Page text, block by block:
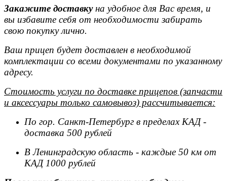
Закажите доставкуна удобное для Вас время, и
вы избавите себя от необходимости забирать
свою покупку лично.
Ваш прицеп будет доставлен в необходимой
комплектации со всеми документами по указанному
адресу.
Стоимость услуги по доставке прицепов (запчасти
и аксессуары только самовывоз) рассчитывается:
По гор. Санкт-Петербург в пределах КАД -
доставка 500 рублей
В Ленинградскую область - каждые 50 км от
КАД 1000 рублей